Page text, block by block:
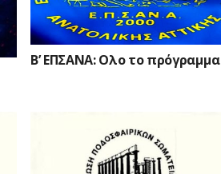
Β’ ΕΠΣΑΝΑ: Ολο το πρόγραμμα